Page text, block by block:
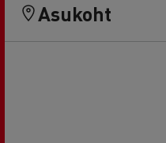
Asukoht